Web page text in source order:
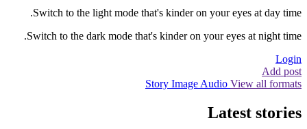
Switch to the light mode that's kinder on your eyes at day time.
Switch to the dark mode that's kinder on your eyes at night time.
Login
Add post
Story Image Audio View all formats
Latest stories